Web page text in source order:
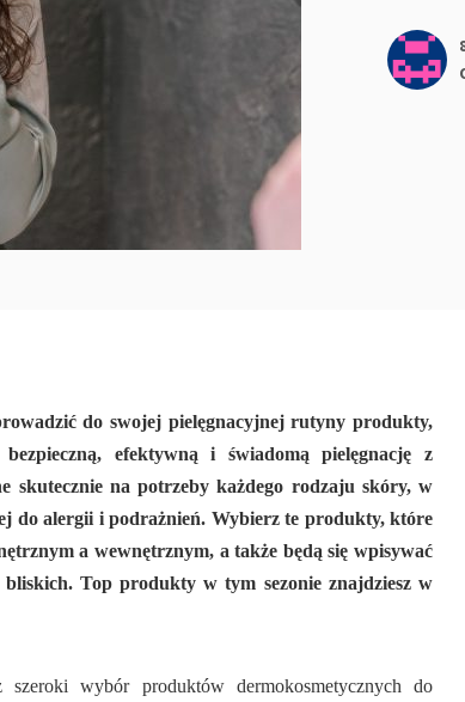
do swojej pielęgnacyjnej rutyny produkty,
efektywną i świadomą pielęgnację z
skutecznie na potrzeby każdego rodzaju skóry, w
do alergii i podrażnień. Wybierz te produkty, które
a wewnętrznym, a także będą się wpisywać
Top produkty w tym sezonie znajdziesz w
wybór produktów dermokosmetycznych do